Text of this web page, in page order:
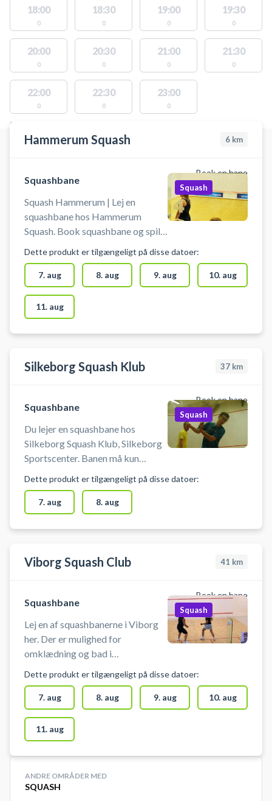
18:00
0
18:30
0
19:00
0
19:30
0
20:00
0
20:30
0
21:00
0
21:30
0
22:00
0
22:30
0
23:00
0
STEDER MED LEDIGE AKTIVITETER
Hammerum Squash 6 km
Book en bane
Squashbane
Squash Hammerum | Lej en
squashbane hos Hammerum
Squash. Book squashbane og spil
squashbaner ikke langt fra
Herning. Der er mulighed for bad
og omklædning i Hammerum
Hallen. Banen må kun benyttes
med indendørssko, der ikke laver
mærker i gulvet.
Squash
Dette produkt er tilgængeligt på disse datoer:
7. aug 8. aug 9. aug 10. aug
11. aug
Silkeborg Squash Klub 37 km
Book en bane
Squashbane
Du lejer en squashbane hos
Silkeborg Squash Klub, Silkeborg
Sportscenter. Banen må kun
ikke laver mærker i gulvet. Lyset
tænder/slukker automatisk 10 min
før/efter ti
Squash
Dette produkt er tilgængeligt på disse datoer:
7. aug 8. aug
Viborg Squash Club 41 km
Book en bane
Squashbane
Lej en af squashbanerne i Viborg
her. Der er mulighed for
omklædning og bad i
umiddelbart op af squash
lokalerne. Lyset på banen tændes
på kontakten ved siden af glasvæg
Squash
Dette produkt er tilgængeligt på disse datoer:
7. aug 8. aug 9. aug 10. aug
11. aug
ANDRE OMRÅDER MED
SQUASH